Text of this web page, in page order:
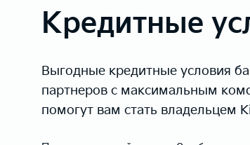
Кредитные
Выгодные кредитные условия
партнеров с максимальным
помогут вам стать владельцем